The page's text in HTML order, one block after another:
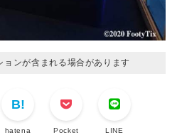
ンが含まれる場合があります
hatena Pocket LINE